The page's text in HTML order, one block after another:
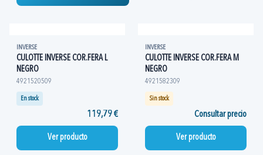
INVERSE
CULOTTE INVERSE COR.FERA L
NEGRO
4921520509
En stock
119,79 €
Ver producto
INVERSE
CULOTTE INVERSE COR.FERA M
NEGRO
4921582309
Sin stock
Consultar precio
Ver producto